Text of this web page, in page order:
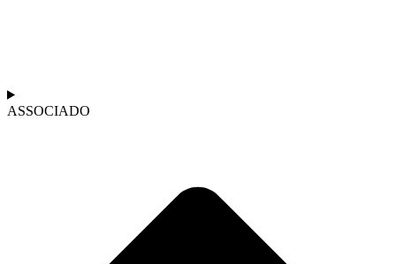
ASSOCIADO